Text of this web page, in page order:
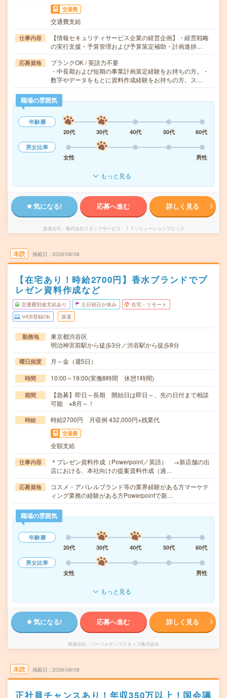
交通費
交通費支給
仕事内容
【情報セキュリティサービス企業の経営企画】・経営戦略
の実行支援・予算管理および予算策定補助・計画進捗…
応募資格
ブランクOK / 英語力不要
・中長期および短期の事業計画策定経験をお持ちの方。・
数字やデータをもとに資料作成経験をお持ちの方。ス…
職場の雰囲気
年齢層
20代
30代 40代 50代
60代
男女比率
女性
男性
もっと見る
気になる! 応募へ進む 詳しく見る
派遣会社 株式会社スタッフサービス ＩＴソリューションブロック
未読 掲載日 2026/08/08
【在宅あり！時給2700円】香水ブランドでプ
レゼン資料作成など
交通費別途支給あり 土日祝日が休み 在宅・リモート
WEB登録OK 派遣
勤務地
東京都渋谷区
明治神宮前駅から徒歩3分／渋谷駅から徒歩8分
曜日頻度 月～金（週5日）
時間 10:00～19:00(実働8時間 休憩1時間)
期間
【急募】即日～長期 開始日は即日～、先の日付まで相談
可能 ※8月～！
時給 時給2700円 月収例 432,000円+残業代
交通費
全額支給
仕事内容
＊プレゼン資料作成（Powerpoint／英語） →新店舗の出
店における、本社向けの提案資料作成（過…
応募資格
コスメ・アパレルブランド等の業界経験がある方マーケテ
ィング業務の経験がある方Powerpointで新…
職場の雰囲気
年齢層
20代
30代 40代 50代
60代
男女比率
女性
男性
もっと見る
気になる! 応募へ進む 詳しく見る
派遣会社 パーソルテンプスタッフ株式会社
未読 掲載日 2026/08/08
正社員チャンスあり！年収350万以上！国会議